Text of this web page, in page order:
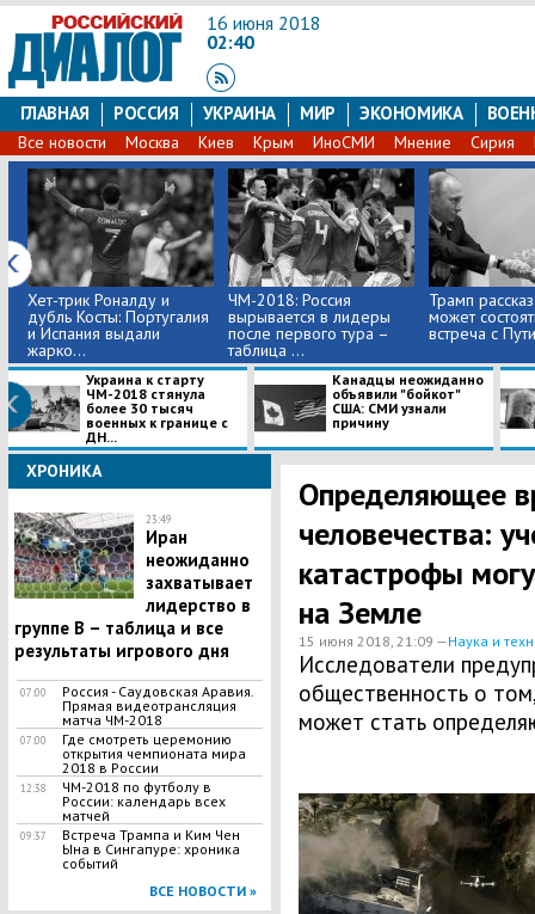
16 июня 2018
02:40
ГЛАВНАЯ РОССИЯ УКРАИНА МИР ЭКОНОМИКА
Все новости Москва Киев Крым ИноСМИ Мнение Сирия
Хет-трик Роналду и
дубль Косты: Португалия
и Испания выдали
жарко...
ЧМ-2018: Россия
вырывается в лидеры
после первого тура –
таблица ...
Трамп
может
встреча с
Украина к старту
ЧМ-2018 стянула
более 30 тысяч
военных к границе с
ДН...
Канадцы неожиданно
объявили "бойкот"
США: СМИ узнали
причину
ХРОНИКА
23:49
Иран
неожиданно
захватывает
лидерство в
группе В – таблица и все
результаты игрового дня
07:00
Россия - Саудовская Аравия.
Прямая видеотрансляция
матча ЧМ-2018
07:00
Где смотреть церемонию
открытия чемпионата мира
2018 в России
12:38
ЧМ-2018 по футболу в
России: календарь всех
матчей
09:37
Встреча Трампа и Ким Чен
Ына в Сингапуре: хроника
событий
ВСЕ НОВОСТИ »
Определяющее
человечества:
катастрофы
на Земле
15 июня 2018, 21:09 —Наука и
Исследователи
общественность о
может стать